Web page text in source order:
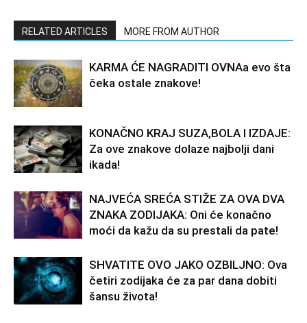
RELATED ARTICLES MORE FROM AUTHOR
KARMA ĆE NAGRADITI OVNAa evo šta
čeka ostale znakove!
KONAČNO KRAJ SUZA,BOLA I IZDAJE:
Za ove znakove dolaze najbolji dani
ikada!
NAJVEĆA SREĆA STIŽE ZA OVA DVA
ZNAKA ZODIJAKA: Oni će konačno
moći da kažu da su prestali da pate!
SHVATITE OVO JAKO OZBILJNO: Ova
četiri zodijaka će za par dana dobiti
šansu života!